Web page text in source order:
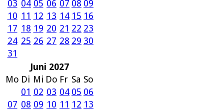
03 04 05 06 07 08 09
10 11 12 13 14 15 16
17 18 19 20 21 22 23
24 25 26 27 28 29 30
31
Juni 2027
Mo Di Mi Do Fr Sa So
01 02 03 04 05 06
07 08 09 10 11 12 13